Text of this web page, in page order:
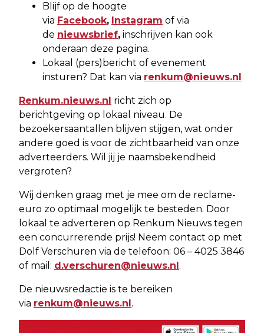
Blijf op de hoogte
via Facebook, Instagram of via
de nieuwsbrief, inschrijven kan ook
onderaan deze pagina.
Lokaal (pers)bericht of evenement
insturen? Dat kan via renkum@nieuws.nl
Renkum.nieuws.nl richt zich op
berichtgeving op lokaal niveau. De
bezoekersaantallen blijven stijgen, wat onder
andere goed is voor de zichtbaarheid van onze
adverteerders. Wil jij je naamsbekendheid
vergroten?
Wij denken graag met je mee om de reclame-
euro zo optimaal mogelijk te besteden. Door
lokaal te adverteren op Renkum Nieuws tegen
een concurrerende prijs! Neem contact op met
Dolf Verschuren via de telefoon: 06 – 4025 3846
of mail: d.verschuren@nieuws.nl .
De nieuwsredactie is te bereiken
via renkum@nieuws.nl .